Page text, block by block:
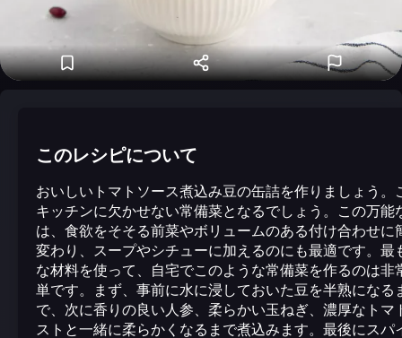
このレシピについて
おいしいトマトソース煮込み豆の缶詰を作りましょう。
キッチンに欠かせない常備菜となるでしょう。この万能
は、食欲をそそる前菜やボリュームのある付け合わせに
変わり、スープやシチューに加えるのにも最適です。最
な材料を使って、自宅でこのような常備菜を作るのは非
単です。まず、事前に水に浸しておいた豆を半熟になる
で、次に香りの良い人参、柔らかい玉ねぎ、濃厚なトマ
ストと一緒に柔らかくなるまで煮込みます。最後にスパ